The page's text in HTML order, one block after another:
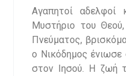
Αγαπητοί
Μυστήριο του
Πνεύματος,
ο Νικόδημος
στον Ιησού. Η ζωή